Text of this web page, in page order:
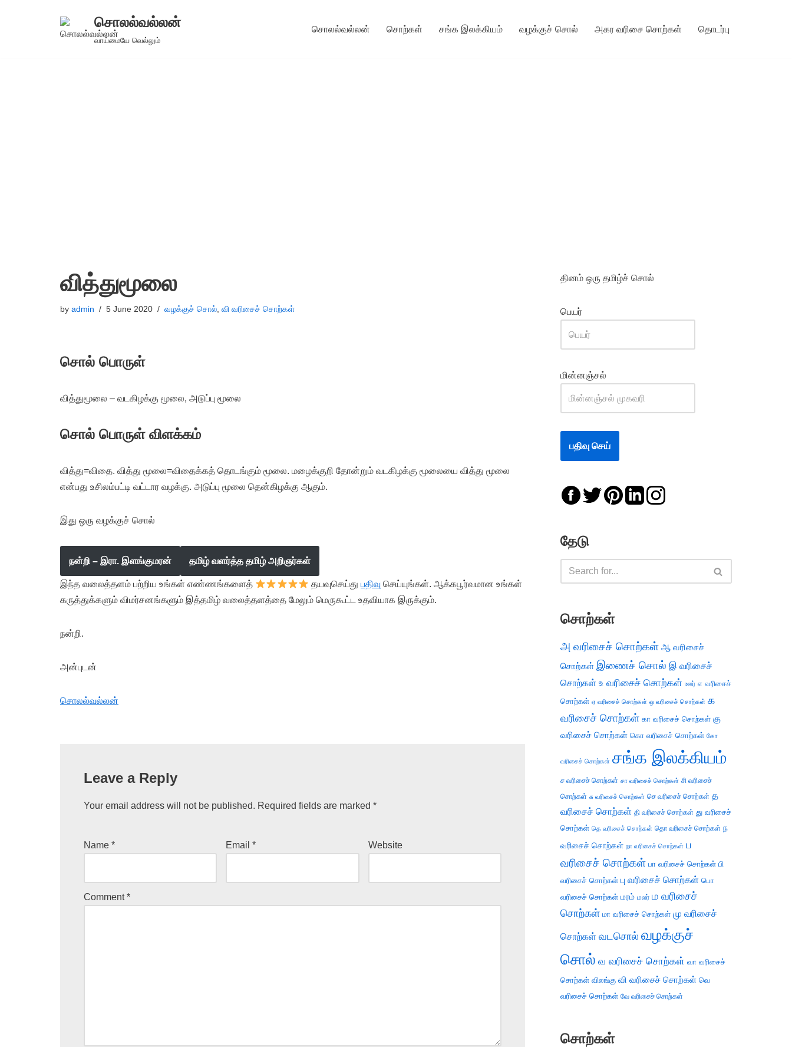
சொலல்வல்லன்
வாய்மையே வெல்லும்
சொலல்வல்லன் சொற்கள் சங்க இலக்கியம் வழக்குச் சொல் அகர வரிசை சொற்கள் தொடர்பு
வித்துமூலை
by admin 5 June 2020 வழக்குச் சொல் வி வரிசைச் சொற்கள்
சொல் பொருள்
வித்துமூலை – வடகிழக்கு மூலை, அடுப்பு மூலை
சொல் பொருள் விளக்கம்
வித்து=விதை. வித்து மூலை=விதைக்கத் தொடங்கும் மூலை. மழைக்குறி தோன்றும் வடகிழக்கு மூலையை வித்து மூலை
என்பது உசிலம்பட்டி வட்டார வழக்கு. அடுப்பு மூலை தென்கிழக்கு ஆகும்.
இது ஒரு வழக்குச் சொல்
நன்றி – இரா. இளங்குமரன் தமிழ் வளர்த்த தமிழ் அறிஞர்கள்
இந்த வலைத்தளம் பற்றிய உங்கள் எண்ணங்களைத் தயவுசெய்துபதிவு செய்யுங்கள். ஆக்கபூர்வமான உங்கள்
கருத்துக்களும் விமர்சனங்களும் இத்தமிழ் வலைத்தளத்தை மேலும் மெருகூட்ட உதவியாக இருக்கும்.
நன்றி.
அன்புடன்
சொலல்வல்லன்
Leave a Reply
Your email address will not be published. Required fields are marked *
Name * Email* Website
Comment*
தினம் ஒரு தமிழ்ச் சொல்
பெயர்
மின்னஞ்சல்
தேடு
சொற்கள்
அ வரிசைச் சொற்கள் ஆ வரிசைச்
சொற்கள் இணைச் சொல் இ வரிசைச்
சொற்கள் உ வரிசைச் சொற்கள் ஊர் எ வரிசைச்
சொற்கள் ஏ வரிசைச் சொற்கள் ஒ வரிசைச் சொற்கள் க
வரிசைச் சொற்கள் கா வரிசைச் சொற்கள் கு
வரிசைச் சொற்கள் கொ வரிசைச் சொற்கள் கோ
வரிசைச் சொற்கள் சங்க இலக்கியம்
ச வரிசைச் சொற்கள் சா வரிசைச் சொற்கள் சி வரிசைச்
சொற்கள் சு வரிசைச் சொற்கள் செ வரிசைச் சொற்கள் த
வரிசைச் சொற்கள் தி வரிசைச் சொற்கள் து வரிசைச்
சொற்கள் தெ வரிசைச் சொற்கள் தொ வரிசைச் சொற்கள் ந
வரிசைச் சொற்கள் நா வரிசைச் சொற்கள் ப
வரிசைச் சொற்கள் பா வரிசைச் சொற்கள் பி
வரிசைச் சொற்கள் பு வரிசைச் சொற்கள் பொ
வரிசைச் சொற்கள் மரம் மலர் ம வரிசைச்
சொற்கள் மா வரிசைச் சொற்கள் மு வரிசைச்
சொற்கள் வடசொல் வழக்குச்
சொல் வ வரிசைச் சொற்கள் வா வரிசைச்
சொற்கள் விலங்கு வி வரிசைச் சொற்கள் வெ
வரிசைச் சொற்கள் வே வரிசைச் சொற்கள்
சொற்கள்